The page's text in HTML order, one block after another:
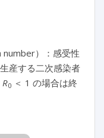
）：感受性
産する二次感染者
R0 ＜ 1 の場合は終